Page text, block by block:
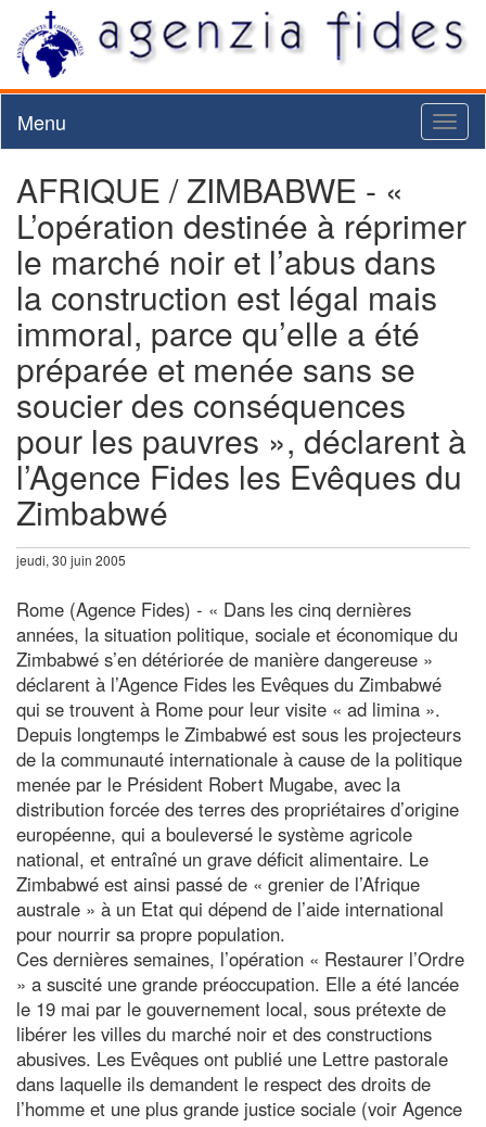
Menu
AFRIQUE / ZIMBABWE - «
L’opération destinée à réprimer
le marché noir et l’abus dans
la construction est légal mais
immoral, parce qu’elle a été
préparée et menée sans se
soucier des conséquences
pour les pauvres », déclarent à
l’Agence Fides les Evêques du
Zimbabwé
jeudi, 30 juin 2005
Rome (Agence Fides) - « Dans les cinq dernières
années, la situation politique, sociale et économique du
Zimbabwé s’en détériorée de manière dangereuse »
déclarent à l’Agence Fides les Evêques du Zimbabwé
qui se trouvent à Rome pour leur visite « ad limina ».
Depuis longtemps le Zimbabwé est sous les projecteurs
de la communauté internationale à cause de la politique
menée par le Président Robert Mugabe, avec la
distribution forcée des terres des propriétaires d’origine
européenne, qui a bouleversé le système agricole
national, et entraîné un grave déficit alimentaire. Le
Zimbabwé est ainsi passé de « grenier de l’Afrique
australe » à un Etat qui dépend de l’aide international
pour nourrir sa propre population.
Ces dernières semaines, l’opération « Restaurer l’Ordre
» a suscité une grande préoccupation. Elle a été lancée
le 19 mai par le gouvernement local, sous prétexte de
libérer les villes du marché noir et des constructions
abusives. Les Evêques ont publié une Lettre pastorale
dans laquelle ils demandent le respect des droits de
l’homme et une plus grande justice sociale (voir Agence